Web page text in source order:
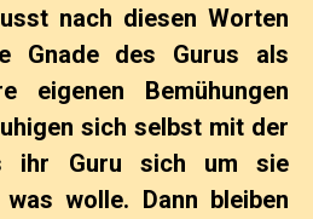
nach diesen Worten
Gnade des Gurus als
eigenen Bemühungen
sich selbst mit der
ihr Guru sich um sie
wolle. Dann bleiben